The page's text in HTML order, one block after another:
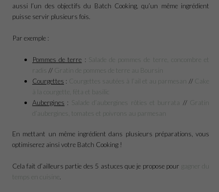
aussi l’un des objectifs du Batch Cooking, qu’un même ingrédient
puisse servir plusieurs fois.
Par exemple :
Pommes de terre : Salade de pommes de terre, concombre et
radis // Gratin de pommes de terre au Boursin
Courgettes : Courgettes sautées à l’ail et au parmesan // Cake
à la courgette, fêta et basilic
Aubergines : Salade d’aubergines rôties et burrata // Gratin
d’aubergines, tomates et poivrons au parmesan
En mettant un même ingrédient dans plusieurs préparations, vous
optimiserez ainsi votre Batch Cooking !
Cela fait d’ailleurs partie des 5 astuces que je propose pour gagner du
temps en cuisine